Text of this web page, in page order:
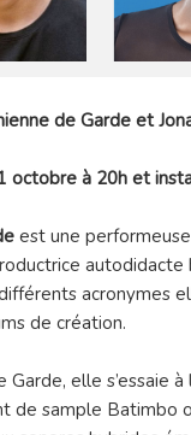
de Garde et
octobre à 20h et
est une
autodidacte
acronymes
de création.
Garde, elle s’essaie
de sample Batimbo